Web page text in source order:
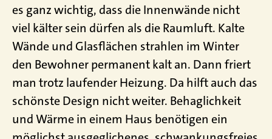
es ganz wichtig, dass die Innenwände nicht
viel kälter sein dürfen als die Raumluft. Kalte
Wände und Glasflächen strahlen im Winter
den Bewohner permanent kalt an. Dann friert
man trotz laufender Heizung. Da hilft auch das
schönste Design nicht weiter. Behaglichkeit
und Wärme in einem Haus benötigen ein